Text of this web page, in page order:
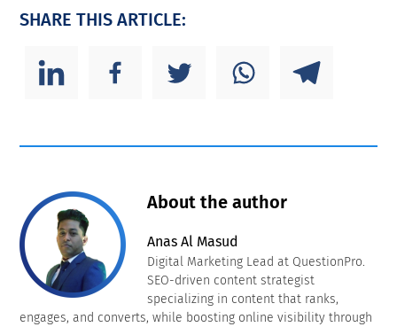
SHARE THIS ARTICLE:
About the author
Anas Al Masud
Digital Marketing Lead at QuestionPro.
SEO-driven content strategist
specializing in content that ranks,
engages, and converts, while boosting online visibility through